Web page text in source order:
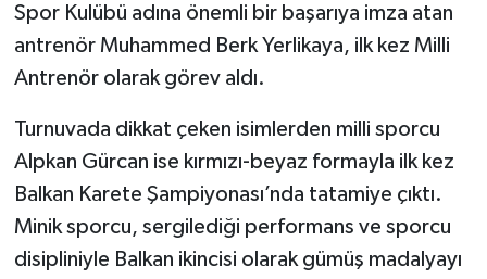
Spor Kulübü adına önemli bir başarıya imza atan
antrenör Muhammed Berk Yerlikaya, ilk kez Milli
Antrenör olarak görev aldı.
Turnuvada dikkat çeken isimlerden milli sporcu
Alpkan Gürcan ise kırmızı-beyaz formayla ilk kez
Balkan Karete Şampiyonası’nda tatamiye çıktı.
Minik sporcu, sergilediği performans ve sporcu
disipliniyle Balkan ikincisi olarak gümüş madalyayı